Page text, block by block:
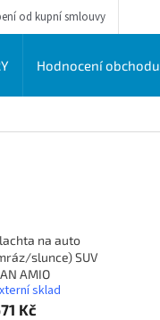
od kupní smlouvy
Hodnocení obchodu
na auto
slunce) SUV
AMIO
sklad
Kč